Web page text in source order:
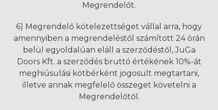
Megrendelőt.
6) Megrendelő kötelezettséget vállal arra, hogy
amennyiben a megrendeléstől számított 24 órán
belül egyoldalúan eláll a szerződéstől, JuGa
Doors Kft. a szerződés bruttó értékének 10%-át
meghiúsulási kötbérként jogosult megtartani,
illetve annak megfelelő összeget követelni a
Megrendelőtől.